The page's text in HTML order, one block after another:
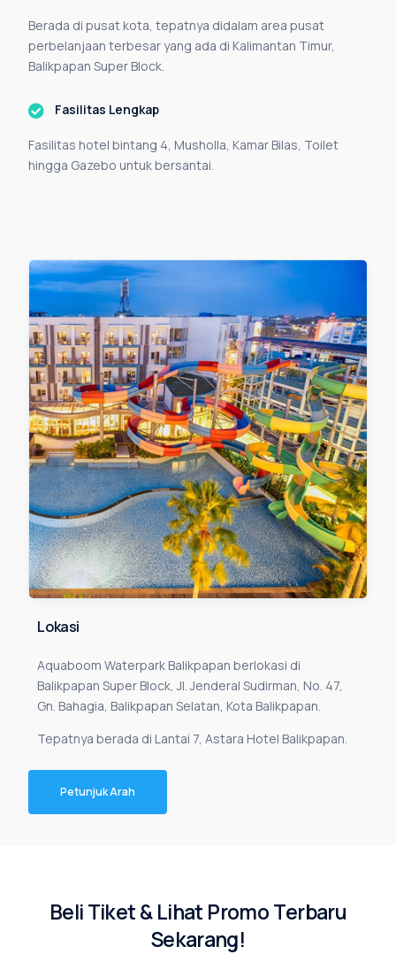
Berada di pusat kota, tepatnya didalam area pusat
perbelanjaan terbesar yang ada di Kalimantan Timur,
Balikpapan Super Block.
Fasilitas Lengkap
Fasilitas hotel bintang 4, Musholla, Kamar Bilas, Toilet
hingga Gazebo untuk bersantai.
Lokasi
Aquaboom Waterpark Balikpapan berlokasi di
Balikpapan Super Block, Jl. Jenderal Sudirman, No. 47,
Gn. Bahagia, Balikpapan Selatan, Kota Balikpapan.
Tepatnya berada di Lantai 7, Astara Hotel Balikpapan.
Petunjuk Arah
BeliTiket& Lihat PromoTerbaru
Sekarang!